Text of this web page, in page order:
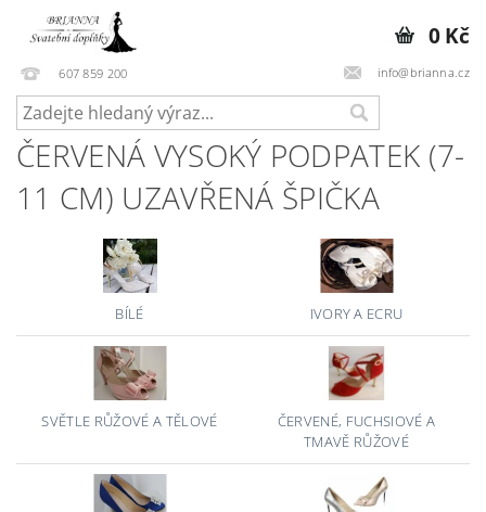
607 859 200 info@brianna.cz
0 Kč
ČERVENÁ VYSOKÝ PODPATEK (7-
11 CM) UZAVŘENÁ ŠPIČKA
BÍLÉ IVORY A ECRU
SVĚTLE RŮŽOVÉ A TĚLOVÉ
ČERVENÉ, FUCHSIOVÉ A
TMAVĚ RŮŽOVÉ